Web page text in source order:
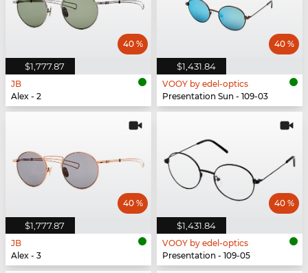
$1,777.87
40 %
JB
Alex - 2
$1,431.84
40 %
VOOY by edel-optics
Presentation Sun - 109-03
$1,777.87
40 %
JB
Alex - 3
$1,431.84
40 %
VOOY by edel-optics
Presentation - 109-05